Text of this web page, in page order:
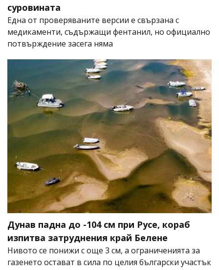
суровината
Една от проверяваните версии е свързана с
медикаменти, съдържащи фентанил, но официално
потвърждение засега няма
Дунав падна до -104 см при Русе, кораб
изпитва затруднения край Белене
Нивото се понижи с още 3 см, а ограниченията за
газенето остават в сила по целия български участък